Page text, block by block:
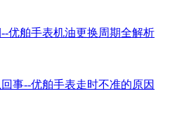
优舶手表机油更换周期全解析
事--优舶手表走时不准的原因